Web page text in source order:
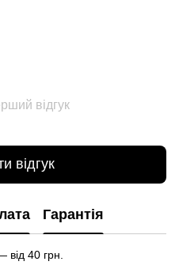
відгук
відгук
Гарантія
40 грн.